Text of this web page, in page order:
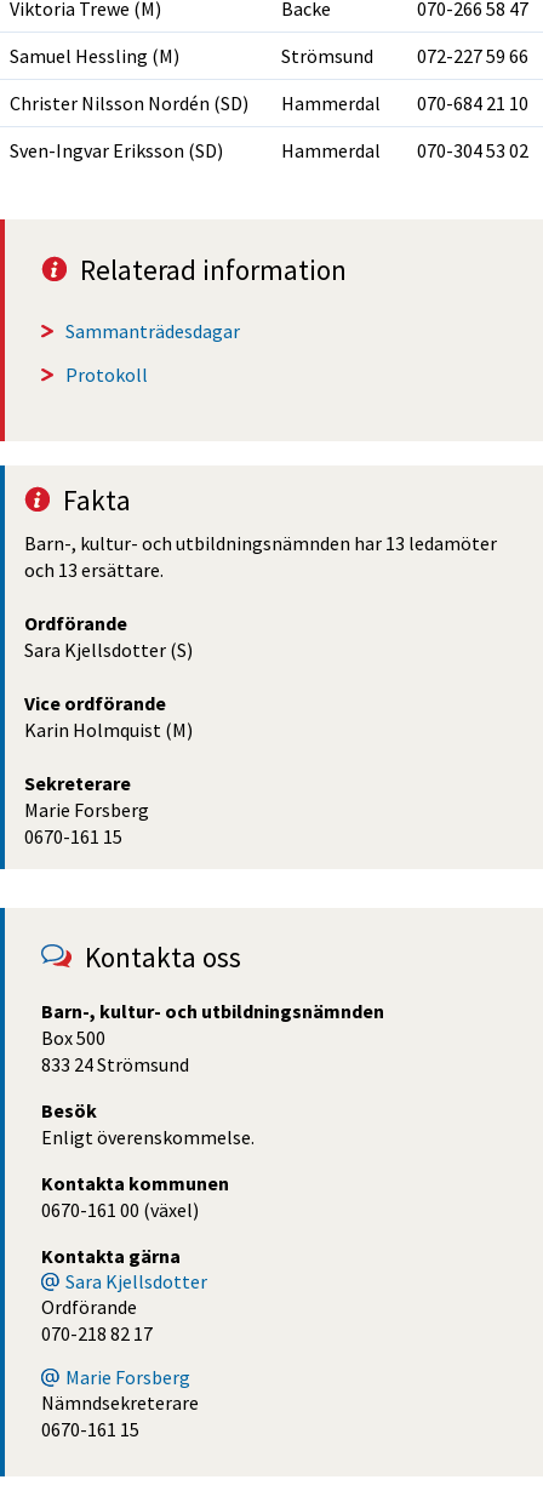
Viktoria Trewe (M) Backe
070-266 58 47
Samuel Hessling (M)
Strömsund
072-227 59 66
Christer Nilsson Nordén (SD)
Hammerdal
070-684 21 10
Sven-Ingvar Eriksson (SD)
Hammerdal 070-304 53 02
Relaterad information
Sammanträdesdagar
Protokoll
Fakta
Barn-, kultur- och utbildningsnämnden har 13 ledamöter
och 13 ersättare.
Ordförande
Sara Kjellsdotter (S)
Vice ordförande
Karin Holmquist (M)
Sekreterare
Marie Forsberg
0670-161 15
Kontakta oss
Barn-, kultur- och utbildningsnämnden
Box 500
833 24 Strömsund
Besök
Enligt överenskommelse.
Kontakta kommunen
0670-161 00 (växel)
Kontakta gärna
Sara Kjellsdotter
Ordförande
070-218 82 17
Marie Forsberg
Nämndsekreterare
0670-161 15